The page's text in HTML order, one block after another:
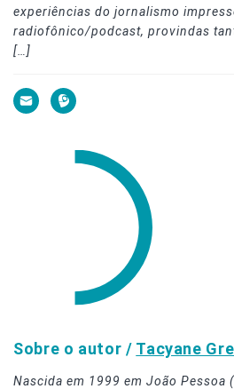
experiências do jornalismo
radiofônico/podcast, provindas
[…]
Sobre o autor / Tacyane
Nascida em 1999 em João Pessoa